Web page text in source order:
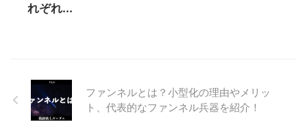
れぞれ...
ファンネルとは？小型化の理由やメリッ
ト、代表的なファンネル兵器を紹介！